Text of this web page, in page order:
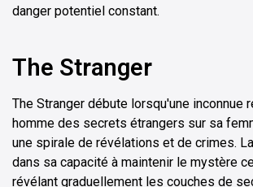
danger potentiel constant.
The Stranger
The Stranger débute lorsqu'une inconnue
homme des secrets étrangers sur sa
une spirale de révélations et de crimes.
dans sa capacité à maintenir le mystère
révélant graduellement les couches de